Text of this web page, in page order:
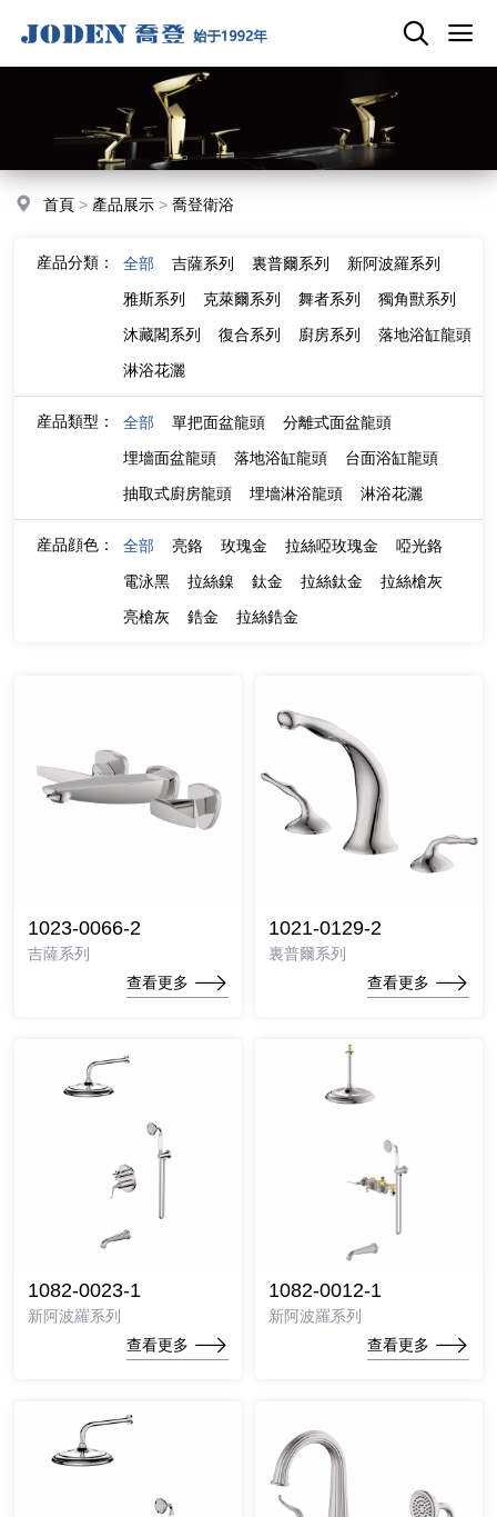
首頁 > 產品展示 >喬登衛浴
産品分類： 全部 吉薩系列 裏普爾系列
新阿波羅系列
雅斯系列
克萊爾系列 舞者系列
獨角獸系列
沐藏閣系列
復合系列 廚房系列
落地浴缸龍頭
淋浴花灑
産品類型： 全部 單把面盆龍頭
分離式面盆龍頭
埋墻面盆龍頭
落地浴缸龍頭
台面浴缸龍頭
抽取式廚房龍頭
埋墻淋浴龍頭 淋浴花灑
産品顔色： 全部 亮鉻 玫瑰金 拉絲啞玫瑰金
啞光鉻
電泳黑
拉絲鎳 鈦金 拉絲鈦金
拉絲槍灰
亮槍灰
鋯金 拉絲鋯金
1023-0066-2
吉薩系列
查看更多
1021-0129-2
裏普爾系列
查看更多
1082-0023-1
新阿波羅系列
查看更多
1082-0012-1
新阿波羅系列
查看更多